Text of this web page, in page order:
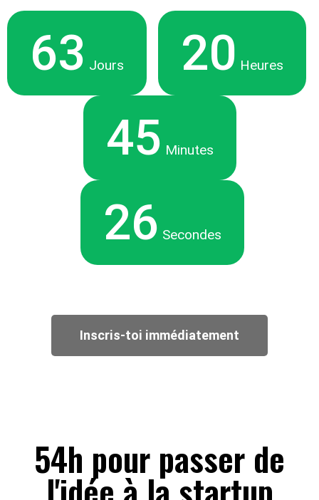
63 Jours 20 Heures
45 Minutes
25 Secondes
Inscris-toi immédiatement
54h pour passer de